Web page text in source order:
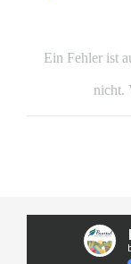
Ein Fehler ist
nicht.